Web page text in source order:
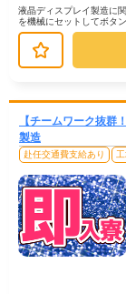
液晶ディスプレイ製造に
を機械にセットしてボタ
いか確認する作業などが
【チームワーク抜群
製造
赴任交通費支給あり